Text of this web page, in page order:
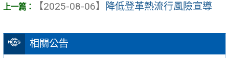
相關公告
【2025-08-06】
降低登革熱流行風險宣導